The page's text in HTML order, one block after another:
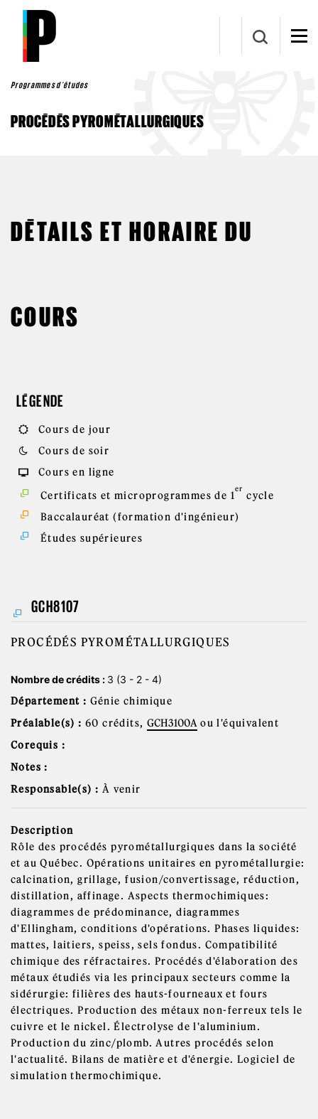
Aller au contenu principal
Programmes d'études
PROCÉDÉS PYROMÉTALLURGIQUES
DÉTAILS ET HORAIRE DU
COURS
LÉGENDE
Cours de jour
Cours de soir
Cours en ligne
Certificats et microprogrammes de 1
er
cycle
Baccalauréat (formation d'ingénieur)
Études supérieures
GCH8107
PROCÉDÉS PYROMÉTALLURGIQUES
Nombre de crédits : 3 (3 - 2 - 4)
Département : Génie chimique
Préalable(s) : 60 crédits, GCH3100Aou l'équivalent
Corequis :
Notes :
Responsable(s) : À venir
Description
Rôle des procédés pyrométallurgiques dans la société
et au Québec. Opérations unitaires en pyrométallurgie:
calcination, grillage, fusion/convertissage, réduction,
distillation, affinage. Aspects thermochimiques:
diagrammes de prédominance, diagrammes
d'Ellingham, conditions d'opérations. Phases liquides:
mattes, laitiers, speiss, sels fondus. Compatibilité
chimique des réfractaires. Procédés d'élaboration des
métaux étudiés via les principaux secteurs comme la
sidérurgie: filières des hauts-fourneaux et fours
électriques. Production des métaux non-ferreux tels le
cuivre et le nickel. Électrolyse de l'aluminium.
Production du zinc/plomb. Autres procédés selon
l'actualité. Bilans de matière et d'énergie. Logiciel de
simulation thermochimique.